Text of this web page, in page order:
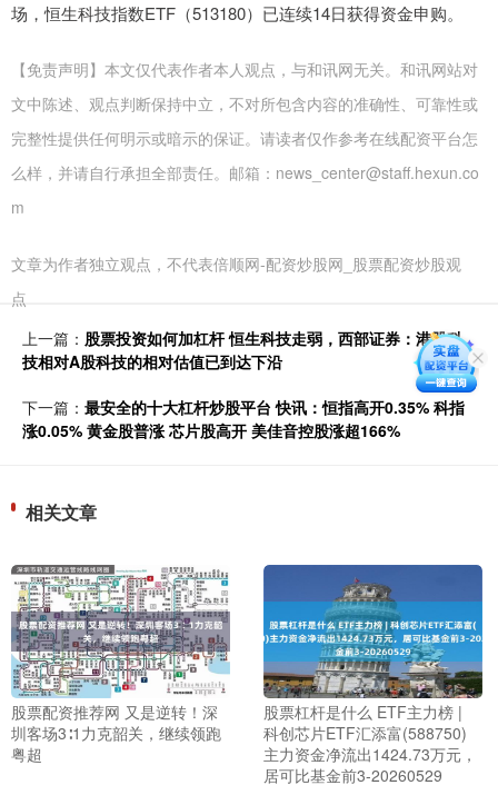
场，恒生科技指数ETF（513180）已连续14日获得资金申购。
【免责声明】本文仅代表作者本人观点，与和讯网无关。和讯网站对
文中陈述、观点判断保持中立，不对所包含内容的准确性、可靠性或
完整性提供任何明示或暗示的保证。请读者仅作参考在线配资平台怎
么样，并请自行承担全部责任。邮箱：news_center@staff.hexun.co
m
文章为作者独立观点，不代表倍顺网-配资炒股网_股票配资炒股观
点
上一篇： 股票投资如何加杠杆 恒生科技走弱，西部证券：港股科
技相对A股科技的相对估值已到达下沿
下一篇： 最安全的十大杠杆炒股平台 快讯：恒指高开0.35% 科指
涨0.05% 黄金股普涨 芯片股高开 美佳音控股涨超166%
相关文章
股票配资推荐网 又是逆转！深
圳客场3∶1力克韶关，继续领跑
粤超
股票杠杆是什么 ETF主力榜 |
科创芯片ETF汇添富(588750)
主力资金净流出1424.73万元，
居可比基金前3-20260529